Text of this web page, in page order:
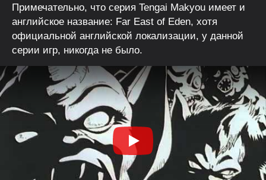
Примечательно, что серия Tengai Makyou имеет и
английское название: Far East of Eden, хотя
официальной английской локализации, у данной
серии игр, никогда не было.